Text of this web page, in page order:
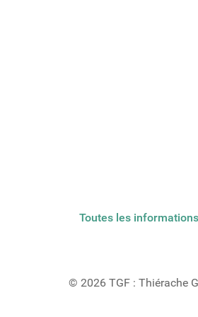
Toutes les informations
© 2026 TGF : Thiérache